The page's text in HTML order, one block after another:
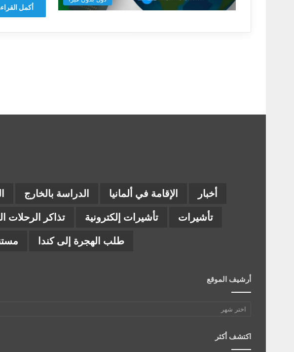
أكمل
أخبار الإقامة في ألمانيا الدراسة بالخارج
تأشيرات
تأشيرات إلكترونية تذاكر الرحلات
طلب الهجرة إلى كندا
أرشيف الموقع
أرشيف
اكتشف أكثر